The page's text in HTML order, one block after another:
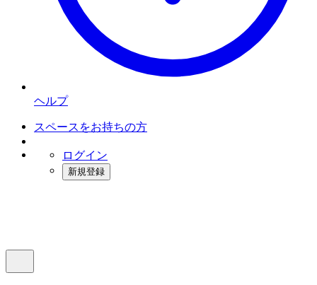
ヘルプ
スペースをお持ちの方
ログイン
新規登録